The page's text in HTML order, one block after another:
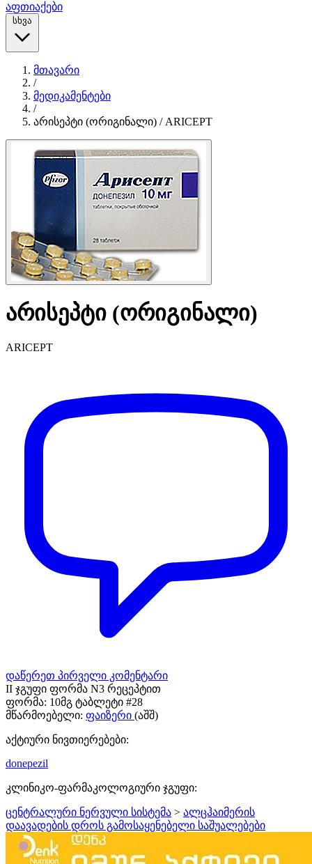
აფთიაქები
სხვა
მთავარი
/
მედიკამენტები
/
არისეპტი (ორიგინალი) / ARICEPT
არისეპტი (ორიგინალი)
ARICEPT
დაწერეთ პირველი კომენტარი
II ჯგუფი ფორმა N3 რეცეპტით
ფორმა: 10მგ ტაბლეტი #28
მწარმოებელი: ფაიზერი (აშშ)
აქტიური ნივთიერებები:
donepezil
კლინიკო-ფარმაკოლოგიური ჯგუფი:
ცენტრალური ნერვული სისტემა > ალცჰაიმერის
დაავადების დროს გამოსაყენებელი საშუალებები